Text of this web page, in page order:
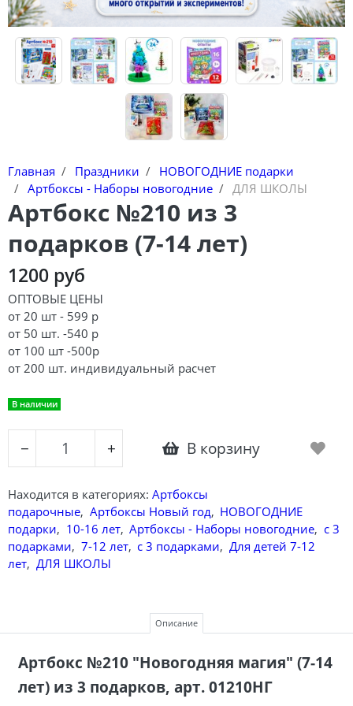
Главная Праздники
НОВОГОДНИЕ подарки
Артбоксы - Наборы новогодние
ДЛЯ ШКОЛЫ
Артбокс №210 из 3
подарков (7-14 лет)
1200 руб
ОПТОВЫЕ ЦЕНЫ
от 20 шт - 599 р
от 50 шт. -540 р
от 100 шт -500р
от 200 шт. индивидуальный расчет
В наличии
− + В корзину
Находится в категориях: Артбоксы
подарочные, Артбоксы Новый год, НОВОГОДНИЕ
подарки, 10-16 лет, Артбоксы - Наборы новогодние, с 3
подарками, 7-12 лет, с 3 подарками, Для детей 7-12
лет, ДЛЯ ШКОЛЫ
Описание
Артбокс №210 "Новогодняя магия" (7-14
лет)из 3 подарков, арт. 01210НГ